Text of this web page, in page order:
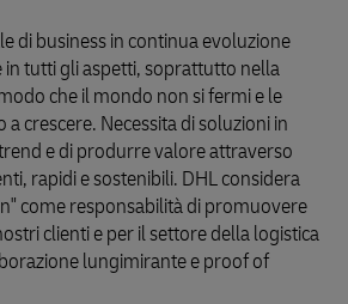
di business in continua evoluzione
in tutti gli aspetti, soprattutto nella
che il mondo non si fermi e le
crescere. Necessita di soluzioni in
e di produrre valore attraverso
rapidi e sostenibili. DHL considera
come responsabilità di promuovere
clienti e per il settore della logistica
lungimirante e proof of